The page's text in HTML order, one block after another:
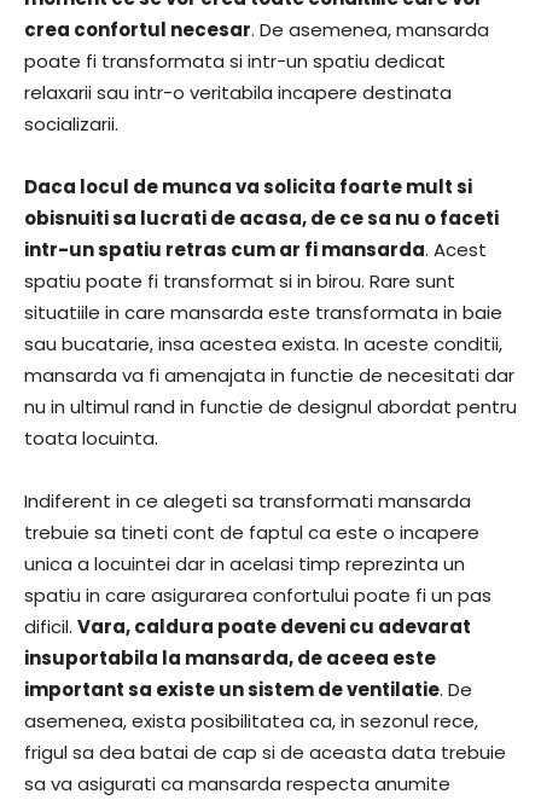
crea confortul necesar. De asemenea, mansarda
poate fi transformata si intr-un spatiu dedicat
relaxarii sau intr-o veritabila incapere destinata
socializarii.
Daca locul de munca va solicita foarte mult si
obisnuiti sa lucrati de acasa, de ce sa nu o faceti
intr-un spatiu retras cum ar fi mansarda. Acest
spatiu poate fi transformat si in birou. Rare sunt
situatiile in care mansarda este transformata in baie
sau bucatarie, insa acestea exista. In aceste conditii,
mansarda va fi amenajata in functie de necesitati dar
nu in ultimul rand in functie de designul abordat pentru
toata locuinta.
Indiferent in ce alegeti sa transformati mansarda
trebuie sa tineti cont de faptul ca este o incapere
unica a locuintei dar in acelasi timp reprezinta un
spatiu in care asigurarea confortului poate fi un pas
dificil. Vara, caldura poate deveni cu adevarat
insuportabila la mansarda, de aceea este
important sa existe un sistem de ventilatie. De
asemenea, exista posibilitatea ca, in sezonul rece,
frigul sa dea batai de cap si de aceasta data trebuie
sa va asigurati ca mansarda respecta anumite